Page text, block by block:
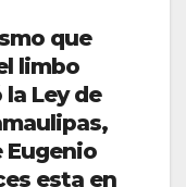
que
limbo
Ley de
Eugenio
esta en